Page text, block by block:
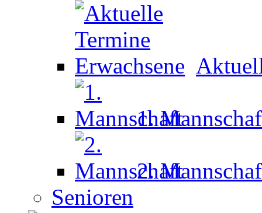
1.
2.
Senioren